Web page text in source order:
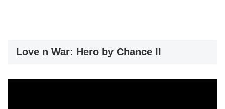
Love n War: Hero by Chance II